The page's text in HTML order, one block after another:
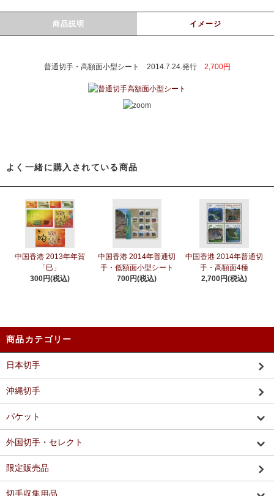
商品説明 イメージ
普通切手・高額面小型シート 2014.7.24.発行 2,700円
よく一緒に購入されている商品
中国香港 2013年年賀
「巳」
300円(税込)
中国香港 2014年普通切
手・低額面小型シート
700円(税込)
中国香港 2014年普通切
手・高額面4種
2,700円(税込)
商品カテゴリー
日本切手
沖縄切手
パケット
外国切手・セレクト
限定販売品
切手収集用品